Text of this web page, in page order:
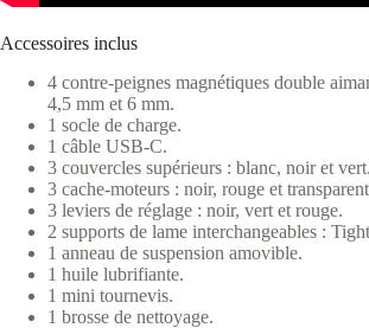
Accessoires inclus
4 contre-peignes magnétiques double
4,5 mm et 6 mm.
1 socle de charge.
1 câble USB-C.
3 couvercles supérieurs : blanc, noir et vert.
3 cache-moteurs : noir, rouge et
3 leviers de réglage : noir, vert et rouge.
2 supports de lame interchangeables :
1 anneau de suspension amovible.
1 huile lubrifiante.
1 mini tournevis.
1 brosse de nettoyage.